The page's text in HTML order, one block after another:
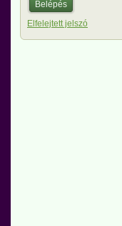
Elfelejtett jelszó